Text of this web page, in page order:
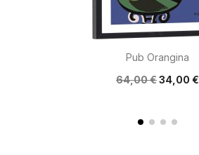
Pub Orangina
64,00 €34,00 €